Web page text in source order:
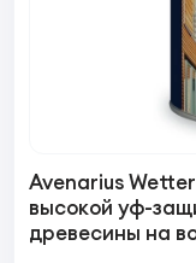
Avenarius
высокой уф-
древесины на